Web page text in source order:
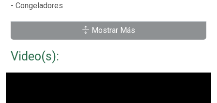
- Congeladores
- Enfriador de Botellas
- Hornos de Microondas
- Pantallas LCD
- Laptops
- Bocinas
Mostrar Más
Video(s):